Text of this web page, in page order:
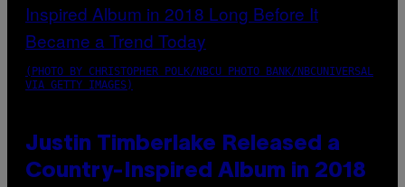
(PHOTO BY CHRISTOPHER POLK/NBCU PHOTO BANK/NBCUNIVERSAL
VIA GETTY IMAGES)
Justin Timberlake Released a
Country-Inspired Album in 2018